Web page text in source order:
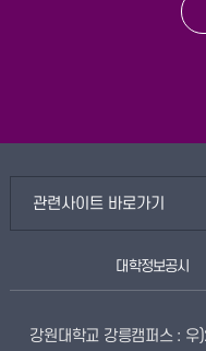
관련사이트 바로가기
대학정보공시
강원대학교 강릉캠퍼스 :